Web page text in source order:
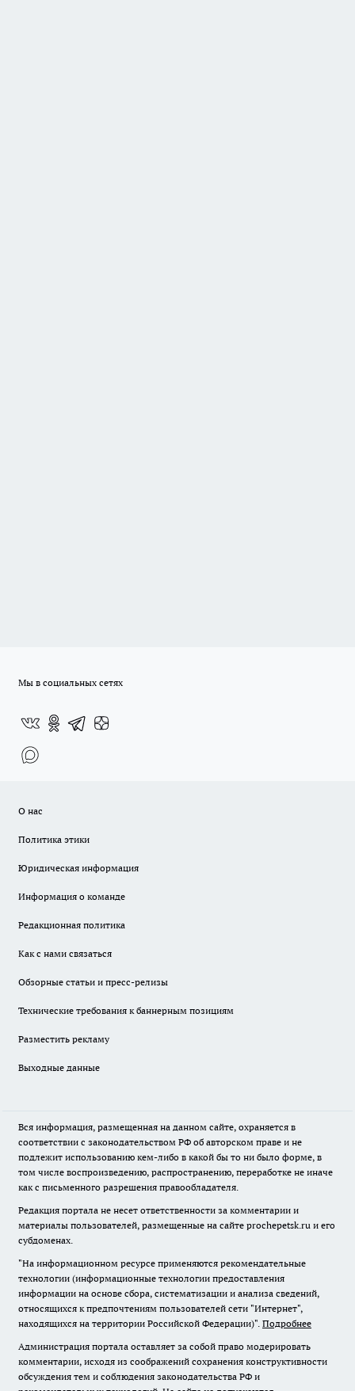
Мы в социальных сетях
О нас
Политика этики
Юридическая информация
Информация о команде
Редакционная политика
Как с нами связаться
Обзорные статьи и пресс-релизы
Технические требования к баннерным позициям
Разместить рекламу
Выходные данные
Вся информация, размещенная на данном сайте, охраняется в
соответствии с законодательством РФ об авторском праве и не
подлежит использованию кем-либо в какой бы то ни было форме, в
том числе воспроизведению, распространению, переработке не иначе
как с письменного разрешения правообладателя.
Редакция портала не несет ответственности за комментарии и
материалы пользователей, размещенные на сайте prochepetsk.ru и его
субдоменах.
"На информационном ресурсе применяются рекомендательные
технологии (информационные технологии предоставления
информации на основе сбора, систематизации и анализа сведений,
относящихся к предпочтениям пользователей сети "Интернет",
находящихся на территории Российской Федерации)". Подробнее
Администрация портала оставляет за собой право модерировать
комментарии, исходя из соображений сохранения конструктивности
обсуждения тем и соблюдения законодательства РФ и